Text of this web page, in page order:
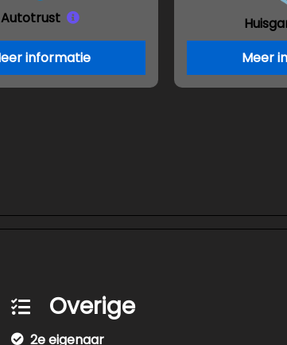
Autotrust
informatie
Meer
Overige
2e eigenaar